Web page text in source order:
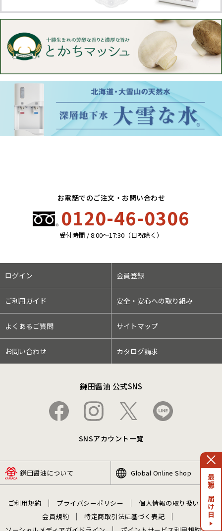
最短お届け日
お電話でのご注文・お問い合わせ
0120-46-0306
受付時間 / 8:00〜17:30（日祝除く）
ログイン 会員登録
ご利用ガイド 安全・安心への取り組み
よくあるご質問 サイトマップ
お問い合わせ カタログ請求
鎌田醤油 公式SNS
SNSアカウント一覧
鎌田醤油について Global Online Shop
ご利用規約 プライバシーポリシー
個人情報の取り扱い
会員規約
特定商取引法に基づく表記